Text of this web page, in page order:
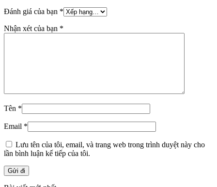
Đánh giá của bạn *
Nhận xét của bạn *
Tên *
Email *
Lưu tên của tôi, email, và trang web trong trình duyệt này cho
lần bình luận kế tiếp của tôi.